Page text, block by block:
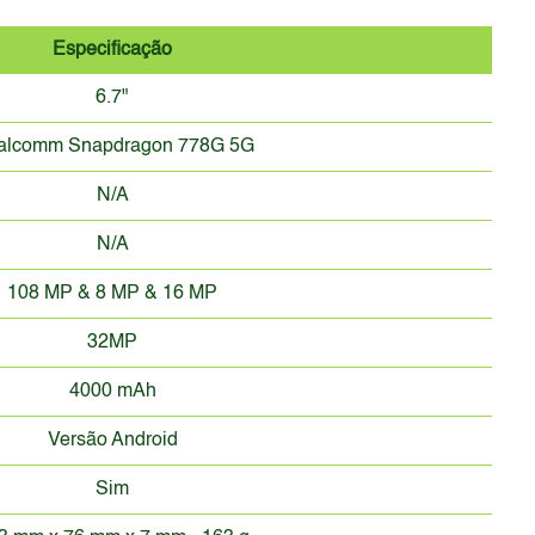
Especificação
6.7"
Snapdragon 778G 5G
N/A
N/A
108 MP & 8 MP & 16 MP
32MP
4000 mAh
Versão Android
Sim